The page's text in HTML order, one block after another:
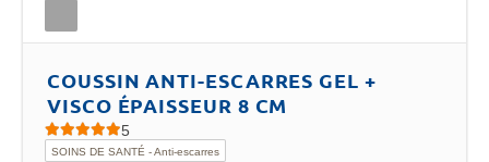
COUSSIN ANTI-ESCARRES GEL +
VISCO ÉPAISSEUR 8 CM
5
SOINS DE SANTÉ - Anti-escarres